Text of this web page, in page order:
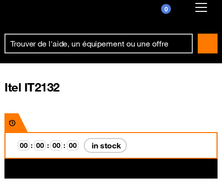
0
Already customer ?
Itel IT2132
00 : 00 : 00 : 00 in stock